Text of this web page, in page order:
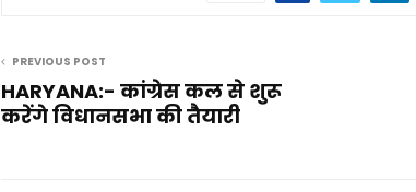
PREVIOUS POST
HARYANA:- कांग्रेस कल से शुरू
करेंगे विधानसभा की तैयारी